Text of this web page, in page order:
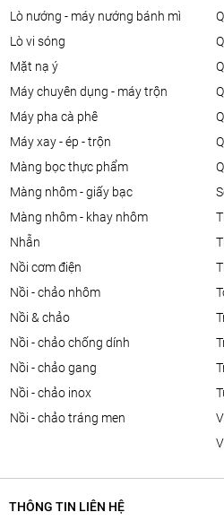
lò nướng - máy nướng bánh mì
lò vi sóng
mặt nạ ý
máy chuyên dụng - máy trộn
máy pha cà phê
máy xay - ép - trộn
màng bọc thực phẩm
màng nhôm - giấy bạc
màng nhôm - khay nhôm
nhẫn
nồi cơm điện
nồi - chảo nhôm
nồi & chảo
nồi - chảo chống dính
nồi - chảo gang
nồi - chảo inox
nồi - chảo tráng men
THÔNG TIN LIÊN HỆ